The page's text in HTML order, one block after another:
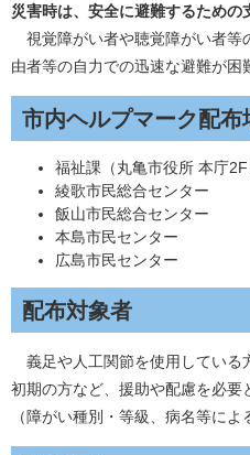
災害時は、安全に避難するための
視覚障がい者や聴覚障がい者等
由者等の自力での迅速な避難が困
市内ヘルプマーク配布
福祉課（丸亀市役所 本庁2F
綾歌市民総合センター
飯山市民総合センター
本島市民センター
広島市民センター
配布対象者
義足や人工関節を使用している
初期の方など、援助や配慮を必要
（障がい種別・等級、病名等によ